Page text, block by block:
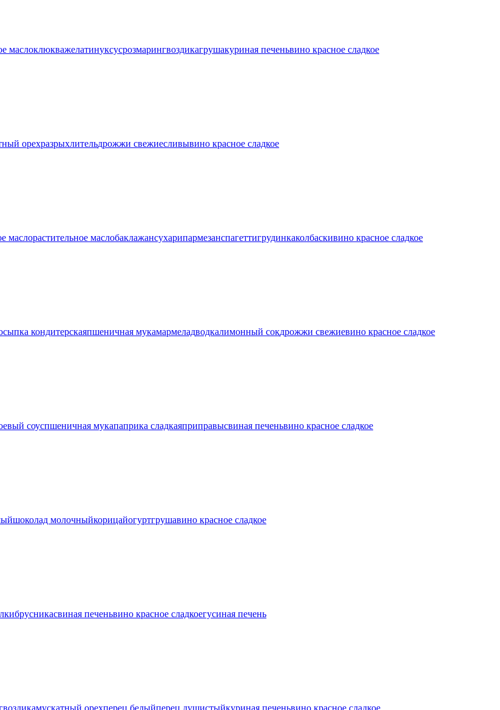
маслоклюкважелатинуксусрозмарингвоздикагрушакуриная печеньвино красное сладкое
орехразрыхлительдрожжи свежиесливывино красное сладкое
маслорастительное маслобаклажансухарипармезанспагеттигрудинкаколбаскивино красное сладкое
кондитерскаяпшеничная мукамармеладводкалимонный сокдрожжи свежиевино красное сладкое
соуспшеничная мукапаприка сладкаяприправысвиная печеньвино красное сладкое
шоколад молочныйкорицайогуртгрушавино красное сладкое
брусникасвиная печеньвино красное сладкоегусиная печень
мускатный орехперец белыйперец душистыйкуриная печеньвино красное сладкое